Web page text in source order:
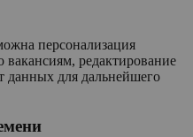
персонализация
редактирование
данных для дальнейшего